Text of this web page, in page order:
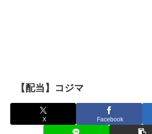
【配当】コジマ
X Facebook